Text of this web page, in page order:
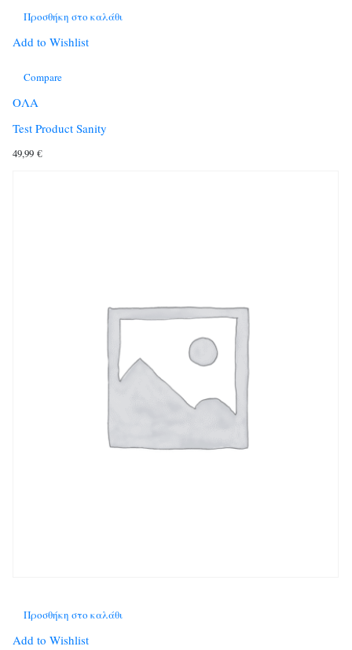
Προσθήκη στο καλάθι
Add to Wishlist
Compare
ΟΛΑ
Test Product Sanity
49,99 €
Προσθήκη στο καλάθι
Add to Wishlist